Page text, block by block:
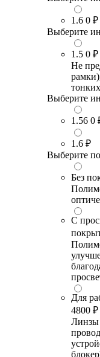
1.6 0 ₽
Выберите
1.5 0 ₽
Не
Выберите
1.56 0
1.6 ₽
Выберите
Без
С
Для
4800 ₽
Линзы